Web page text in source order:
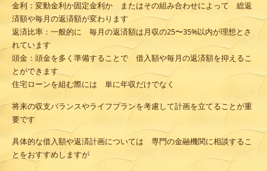
金利 ：変動金利か固定金利か またはその組み合わせによって 総返
済額や毎月の返済額が変わります
返済比率 ：一般的に 毎月の返済額は月収の25〜35%以内が理想とさ
れています
頭金 ：頭金を多く準備することで 借入額や毎月の返済額を抑えるこ
とができます
住宅ローンを組む際には 単に年収だけでなく
将来の収支バランスやライフプランを考慮して計画を立てることが重
要です
具体的な借入額や返済計画については 専門の金融機関に相談するこ
とをおすすめしますが